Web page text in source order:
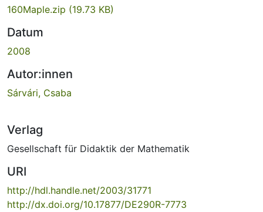
160Maple.zip (19.73 KB)
Datum
2008
Autor:innen
Sárvári, Csaba
Verlag
Gesellschaft für Didaktik der Mathematik
URI
http://hdl.handle.net/2003/31771
http://dx.doi.org/10.17877/DE290R-7773